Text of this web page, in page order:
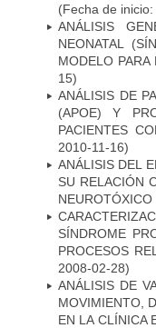
(Fecha de
ANÁLISIS
NEONATAL
MODELO
15)
ANÁLISIS DE
(APOE) Y
PACIENTES
2010-11-16)
ANÁLISIS DEL
SU RELACIÓN
NEUROTÓXICO
SÍNDROME
PROCESOS
2008-02-28)
ANÁLISIS DE
MOVIMIENTO,
EN LA CLÍNICA